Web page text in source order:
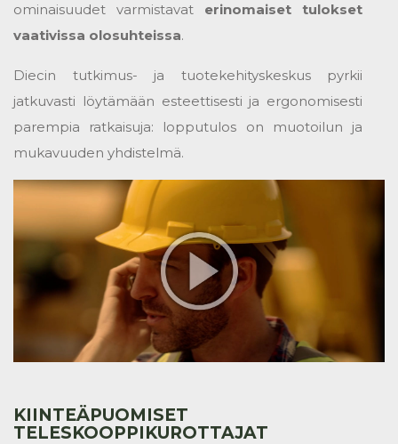
ominaisuudet varmistavat erinomaiset tulokset
vaativissa olosuhteissa.
Diecin tutkimus- ja tuotekehityskeskus pyrkii
jatkuvasti löytämään esteettisesti ja ergonomisesti
parempia ratkaisuja: lopputulos on muotoilun ja
mukavuuden yhdistelmä.
KIINTEÄPUOMISET
TELESKOOPPIKUROTTAJAT